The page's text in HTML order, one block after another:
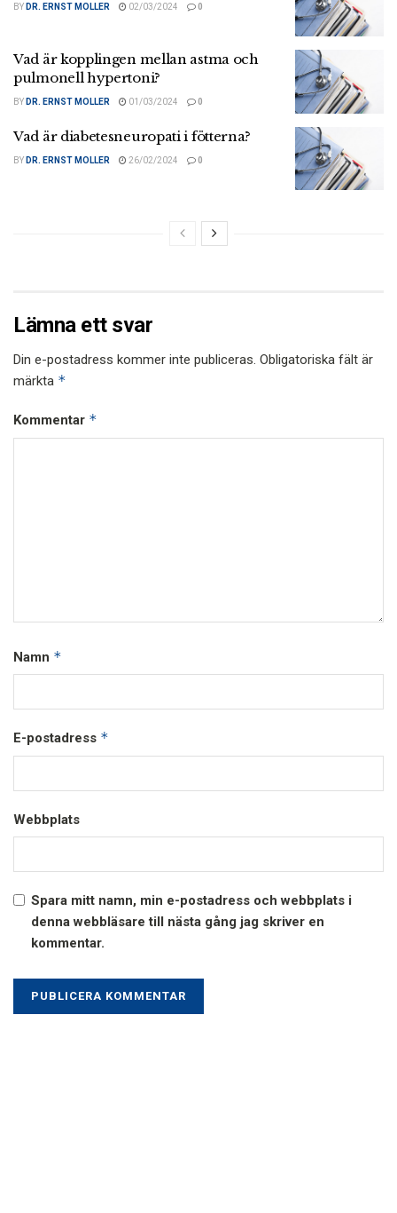
BY DR. ERNST MOLLER 02/03/2024 0
Vad är kopplingen mellan astma och
pulmonell hypertoni?
BY DR. ERNST MOLLER 01/03/2024 0
Vad är diabetesneuropati i fötterna?
BY DR. ERNST MOLLER 26/02/2024 0
Lämna ett svar
Din e-postadress kommer inte publiceras. Obligatoriska fält är
märkta *
Kommentar *
Namn *
E-postadress *
Webbplats
Spara mitt namn, min e-postadress och webbplats i
denna webbläsare till nästa gång jag skriver en
kommentar.